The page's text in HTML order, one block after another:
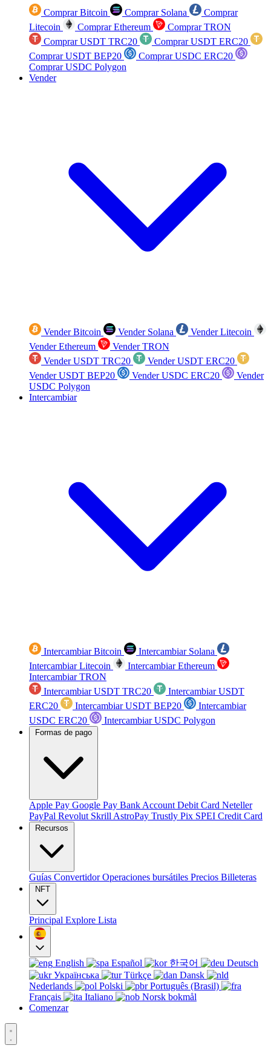
Comprar Bitcoin Comprar Solana
Comprar
Litecoin
Comprar Ethereum
Comprar TRON
Comprar USDT TRC20
Comprar USDT ERC20
Comprar USDT BEP20
Comprar USDC ERC20
Comprar USDC Polygon
Vender
Vender Bitcoin Vender Solana
Vender Litecoin
Vender Ethereum
Vender TRON
Vender USDT TRC20
Vender USDT ERC20
Vender USDT BEP20
Vender USDC ERC20
Vender
USDC Polygon
Intercambiar
Intercambiar Bitcoin
Intercambiar Solana
Intercambiar Litecoin
Intercambiar Ethereum
Intercambiar TRON
Intercambiar USDT TRC20
Intercambiar USDT
ERC20
Intercambiar USDT BEP20
Intercambiar
USDC ERC20
Intercambiar USDC Polygon
Formas de pago
Apple Pay Google Pay Bank Account Debit Card Neteller
PayPal Revolut Skrill AstroPay Trustly Pix SPEI Credit Card
Recursos
Guías ConvertidorOperaciones bursátiles Precios Billeteras
NFT
Principal Explore Lista
English Español 한국어
Deutsch
Українська
Türkçe
Dansk
Nederlands
Polski
Português (Brasil)
Français
Italiano
Norsk bokmål
Comenzar